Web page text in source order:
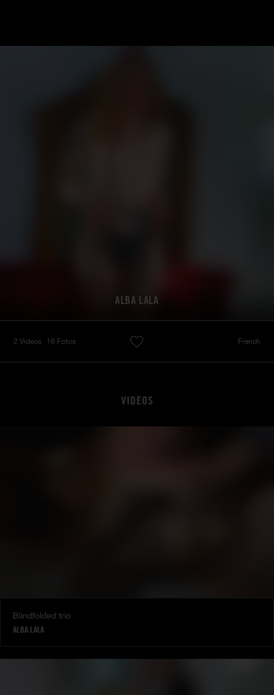
ALBA LALA
2 Videos 16 Fotos French
VIDEOS
Blindfolded trio
ALBA LALA